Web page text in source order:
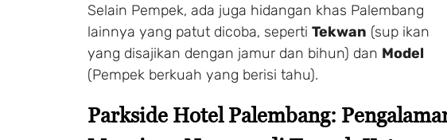
Selain Pempek, ada juga hidangan khas Palembang
lainnya yang patut dicoba, seperti Tekwan (sup ikan
yang disajikan dengan jamur dan bihun) dan Model
(Pempek berkuah yang berisi tahu).
Parkside Hotel Palembang: